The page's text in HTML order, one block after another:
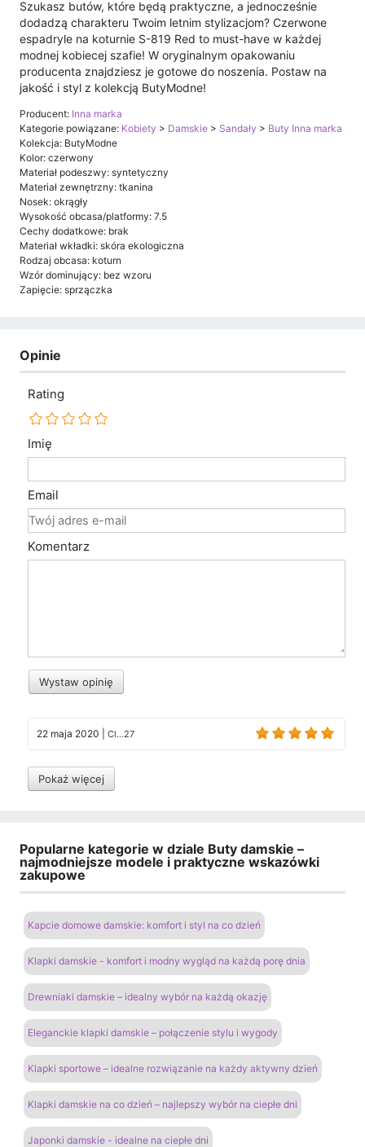
Szukasz butów, które będą praktyczne, a jednocześnie
dodadzą charakteru Twoim letnim stylizacjom? Czerwone
espadryle na koturnie S-819 Red to must-have w każdej
modnej kobiecej szafie! W oryginalnym opakowaniu
producenta znajdziesz je gotowe do noszenia. Postaw na
jakość i styl z kolekcją ButyModne!
Producent: Inna marka
Kategorie powiązane: Kobiety > Damskie > Sandały > Buty Inna marka
Kolekcja: ButyModne
Kolor: czerwony
Materiał podeszwy: syntetyczny
Materiał zewnętrzny: tkanina
Nosek: okrągły
Wysokość obcasa/platformy: 7.5
Cechy dodatkowe: brak
Materiał wkładki: skóra ekologiczna
Rodzaj obcasa: koturn
Wzór dominujący: bez wzoru
Zapięcie: sprzączka
Opinie
Rating
Imię
Email
Komentarz
Wystaw opinię
22 maja 2020 Cl...27
Pokaż więcej
Popularne kategorie w dziale Buty damskie –
najmodniejsze modele i praktyczne wskazówki
zakupowe
Kapcie domowe damskie: komfort i styl na co dzień
Klapki damskie - komfort i modny wygląd na każdą porę dnia
Drewniaki damskie – idealny wybór na każdą okazję
Eleganckie klapki damskie – połączenie stylu i wygody
Klapki sportowe – idealne rozwiązanie na każdy aktywny dzień
Klapki damskie na co dzień – najlepszy wybór na ciepłe dni
Japonki damskie - idealne na ciepłe dni